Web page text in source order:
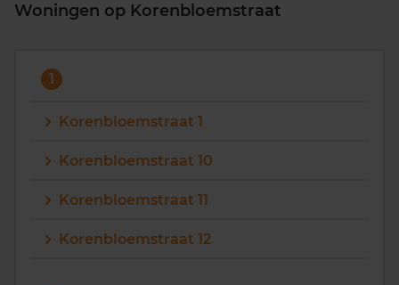
Woningen op Korenbloemstraat
1
Korenbloemstraat 1
Korenbloemstraat 10
Korenbloemstraat 11
Korenbloemstraat 12